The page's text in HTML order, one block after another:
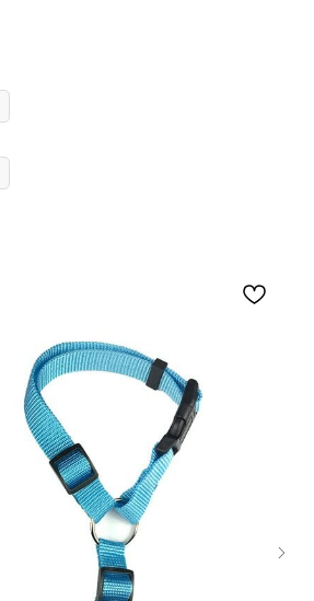
Oriented Web
longreads, and landing pages, as well as photo
and all other kinds of content oriented projects.